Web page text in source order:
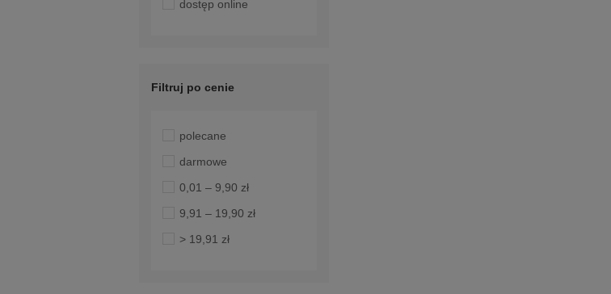
dostęp online
Filtruj po cenie
polecane
darmowe
0,01 – 9,90 zł
9,91 – 19,90 zł
> 19,91 zł